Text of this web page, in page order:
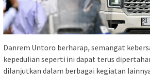
Danrem Untoro berharap, semangat
kepedulian seperti ini dapat terus
dilanjutkan dalam berbagai kegiatan